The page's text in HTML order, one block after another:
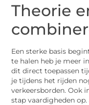
Theorie
Een sterke basis
te halen heb je meer
dit direct toepassen
je tijdens het rijden
verkeersborden. Ook
stap vaardigheden